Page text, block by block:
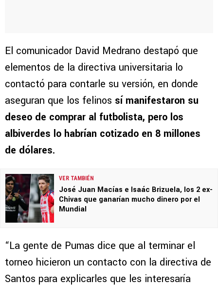
El comunicador David Medrano destapó que
elementos de la directiva universitaria lo
contactó para contarle su versión, en donde
aseguran que los felinos sí manifestaron su
deseo de comprar al futbolista, pero los
albiverdes lo habrían cotizado en 8 millones
de dólares.
VER TAMBIÉN
José Juan Macías e Isaác Brizuela, los 2 ex-
Chivas que ganarían mucho dinero por el
Mundial
“La gente de Pumas dice que al terminar el
torneo hicieron un contacto con la directiva de
Santos para explicarles que les interesaría